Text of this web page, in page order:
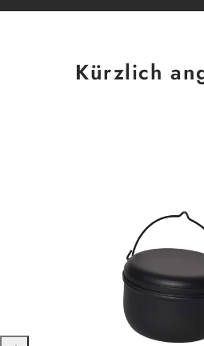
Kürzlich